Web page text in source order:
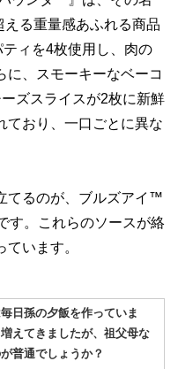
る重量感あふれる商品
ィを4枚使用し、肉の
に、スモーキーなベーコ
ズスライスが2枚に新鮮
ており、一口ごとに異な
てるのが、ブルズアイ™
す。これらのソースが絡
います。
日孫の夕飯を作っていま
えてきましたが、祖父母な
普通でしょうか？